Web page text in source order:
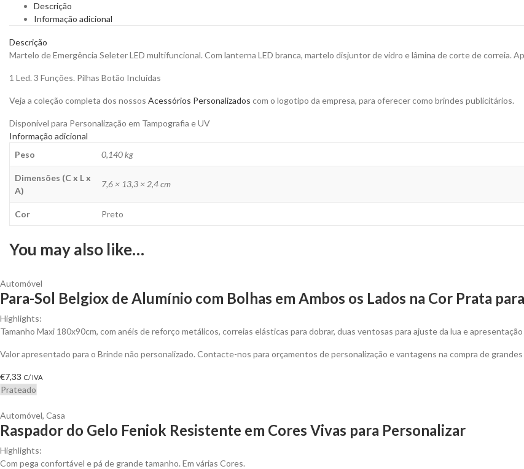
Descrição
Informação adicional
Descrição
Martelo de Emergência Seleter LED multifuncional. Com lanterna LED branca, martelo disjuntor de vidro e lâmina de corte de correia.
1 Led. 3 Funções. Pilhas Botão Incluídas
Veja a coleção completa dos nossos Acessórios Personalizados com o logotipo da empresa, para oferecer como brindes publicitários.
Disponível para Personalização em Tampografia e UV
Informação adicional
Peso
0,140 kg
Dimensões (C x L x
A)
7,6 × 13,3 × 2,4 cm
Cor Preto
You may also like…
Automóvel
Para-Sol Belgiox de Alumínio com Bolhas em Ambos os Lados na Cor Prata
Highlights:
Tamanho Maxi 180x90cm, com anéis de reforço metálicos, correias elásticas para dobrar, duas ventosas para ajuste da lua e
Valor apresentado para o Brinde não personalizado. Contacte-nos para orçamentos de personalização e vantagens na compra de
€7,33 C/ IVA
Prateado
Automóvel, Casa
Raspador do Gelo Feniok Resistente em Cores Vivas para Personalizar
Highlights:
Com pega confortável e pá de grande tamanho. Em várias Cores.